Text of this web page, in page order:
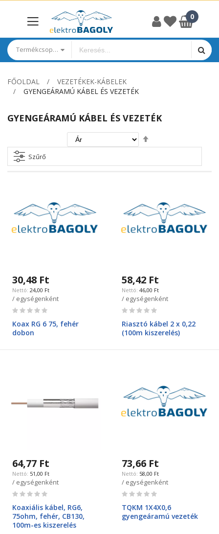
Termékcsoportok
FŐOLDAL
VEZETÉKEK-KÁBELEK
GYENGEÁRAMÚ KÁBEL ÉS VEZETÉK
GYENGEÁRAMÚ KÁBEL ÉS VEZETÉK
irány
Szűrő
30,48 Ft
24,00 Ft
/ egységenként
Rating:
Koax RG 6 75, fehér
dobon
58,42 Ft
46,00 Ft
/ egységenként
Rating:
Riasztó kábel 2 x 0,22
(100m kiszerelés)
64,77 Ft
51,00 Ft
/ egységenként
Rating:
Koaxiális kábel, RG6,
75ohm, fehér, CB130,
100m-es kiszerelés
73,66 Ft
58,00 Ft
/ egységenként
Rating:
TQKM 1X4X0,6
gyengeáramú vezeték